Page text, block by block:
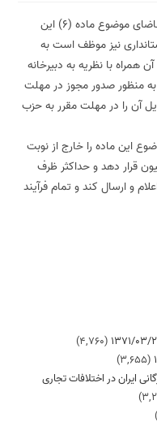
فرمانداری موظف است به‏ محض دریافت تقاضای موضوع ماده (6) این
نیز موظف است به
با نظریه به دبیرخانه
منظور صدور مجوز در مهلت
آن را در مهلت مقرر به حزب
این ‏ماده را خارج از نوبت
قرار دهد و حداکثر ظرف
و ارسال کند و تمام فرآیند
(4,760)
(3,655)
ایران در اختلافات تجاری